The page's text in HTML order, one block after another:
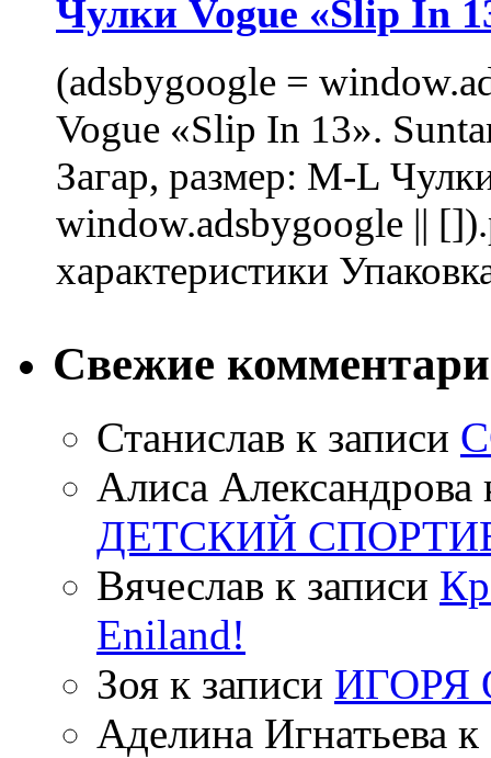
Чулки Vogue «Slip In
(adsbygoogle =
Vogue «Slip In 13».
Загар, размер: M-L
window.adsbygoogle ||
характеристики
Свежие
Станислав к записи
Алиса Александрова
ДЕТСКИЙ
Вячеслав к записи
Eniland!
Зоя к записи ИГОРЯ
Аделина Игнатьева к